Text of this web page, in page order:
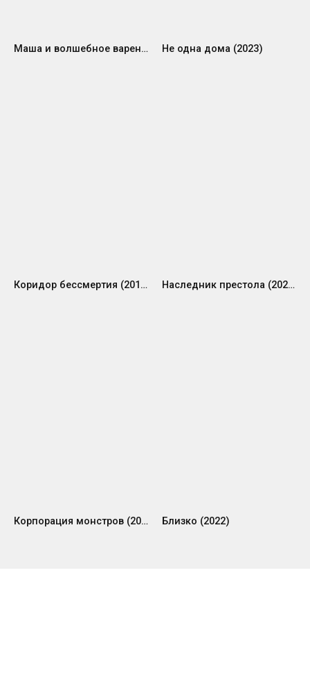
Маша и волшебное варенье (1979) Не одна дома (2023)
Коридор бессмертия (2019) Наследник престола (2022)
Корпорация монстров (2001) Близко (2022)